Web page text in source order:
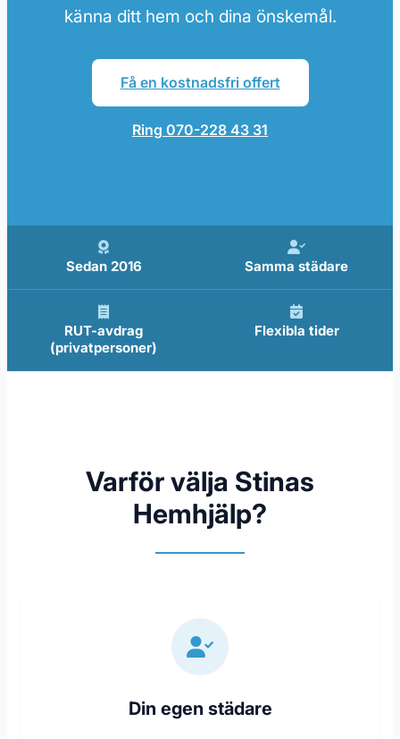
känna ditt hem och dina önskemål.
Få en kostnadsfri offert
Ring 070-228 43 31
Sedan 2016 Samma städare
RUT-avdrag
(privatpersoner)
Flexibla tider
Varför välja Stinas
Hemhjälp?
Din egen städare